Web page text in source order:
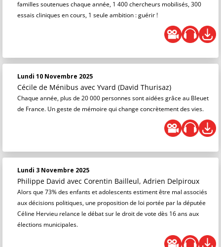
familles soutenues chaque année, 1 400 chercheurs mobilisés, 300
essais cliniques en cours, 1 seule ambition : guérir !
Lundi 10 Novembre 2025
Cécile de Ménibus avec Yvard (David Thurisaz)
Chaque année, plus de 20 000 personnes sont aidées grâce au Bleuet
de France. Un geste de mémoire qui change concrètement des vies.
Lundi 3 Novembre 2025
Philippe David avec Corentin Bailleul, Adrien Delpiroux
Alors que 73% des enfants et adolescents estiment être mal associés
aux décisions politiques, une proposition de loi portée par la députée
Céline Hervieu relance le débat sur le droit de vote dès 16 ans aux
élections municipales.